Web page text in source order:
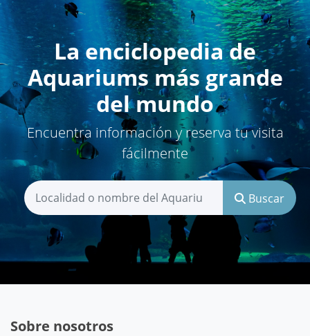
La enciclopedia de
Aquariums más grande
del mundo
Encuentra información y reserva tu visita
fácilmente
Buscar
Sobre nosotros